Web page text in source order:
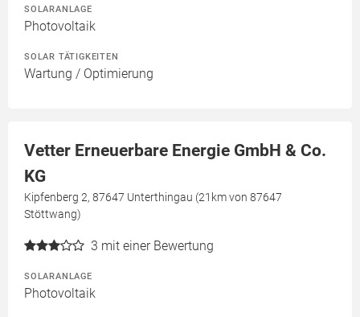
SOLARANLAGE
Photovoltaik
SOLAR TÄTIGKEITEN
Wartung / Optimierung
Vetter Erneuerbare Energie GmbH & Co.
KG
Kipfenberg 2, 87647 Unterthingau (21km von 87647
Stöttwang)
3 mit einer Bewertung
SOLARANLAGE
Photovoltaik